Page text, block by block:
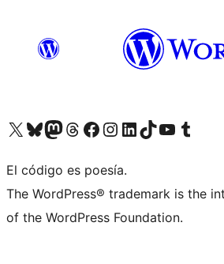
Visit our X (formerly Twitter) account
Visit our Bluesky account
Visit our Mastodon account
Visit our Threads account
Visit our Facebook page
Visit our Instagram account
Visit our LinkedIn account
Visit our TikTok account
Visit our YouTube channel
Visit our Tumblr
El código es poesía.
The WordPress® trademark is the
of the WordPress Foundation.